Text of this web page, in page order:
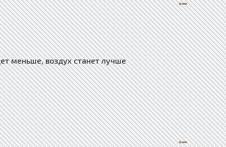
меньше, воздух станет лучше